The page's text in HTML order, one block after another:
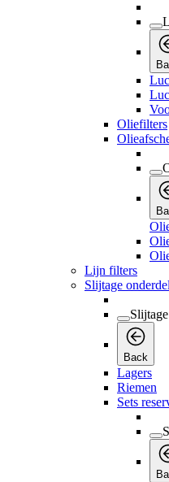
Oliefilters
Lijn filters
Slijtage
Back
Lagers
Riemen
Sets